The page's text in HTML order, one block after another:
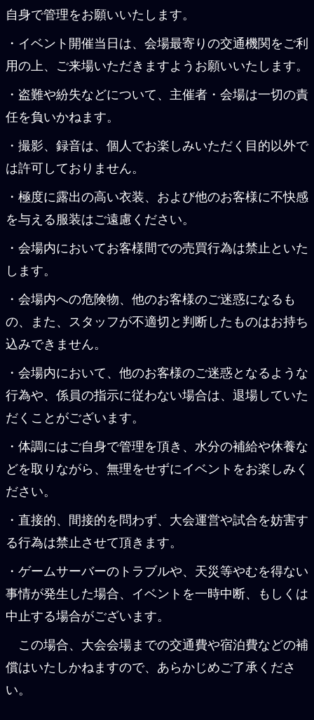
自身で管理をお願いいたします。
・イベント開催当日は、会場最寄りの交通機関をご利
用の上、ご来場いただきますようお願いいたします。
・盗難や紛失などについて、主催者・会場は一切の責
任を負いかねます。
・撮影、録音は、個人でお楽しみいただく目的以外で
は許可しておりません。
・極度に露出の高い衣装、および他のお客様に不快感
を与える服装はご遠慮ください。
・会場内においてお客様間での売買行為は禁止といた
します。
・会場内への危険物、他のお客様のご迷惑になるも
の、また、スタッフが不適切と判断したものはお持ち
込みできません。
・会場内において、他のお客様のご迷惑となるような
行為や、係員の指示に従わない場合は、退場していた
だくことがございます。
・体調にはご自身で管理を頂き、水分の補給や休養な
どを取りながら、無理をせずにイベントをお楽しみく
ださい。
・直接的、間接的を問わず、大会運営や試合を妨害す
る行為は禁止させて頂きます。
・ゲームサーバーのトラブルや、天災等やむを得ない
事情が発生した場合、イベントを一時中断、もしくは
中止する場合がございます。
この場合、大会会場までの交通費や宿泊費などの補
償はいたしかねますので、あらかじめご了承くださ
い。